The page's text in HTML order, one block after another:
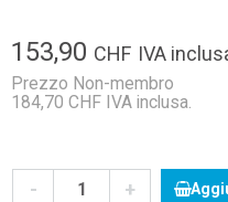
153,90 CHF IVA
Prezzo Non-membro
184,70 CHF IVA inclusa.
- +